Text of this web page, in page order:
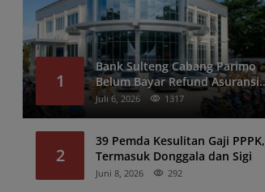
1
Bank Sulteng Cabang Parimo
Belum Bayar Refund Asuransi
Kredit PNS?
Juli 6, 2026 1317
2
39 Pemda Kesulitan Gaji PPPK,
Termasuk Donggala dan Sigi
Juni 8, 2026 292